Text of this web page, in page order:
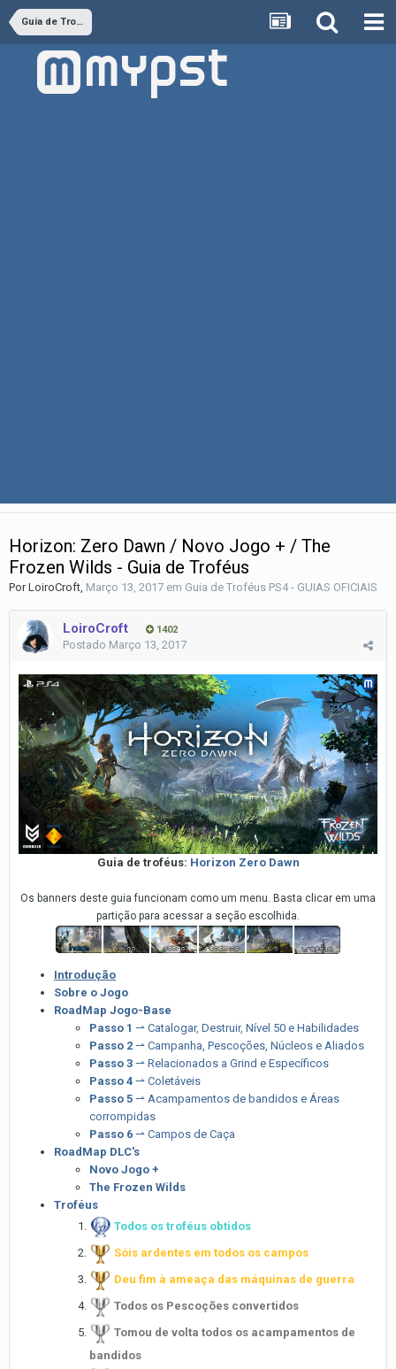
Guia de Troféus PS4 - GUIAS OFICIAIS
Horizon: Zero Dawn / Novo Jogo + / The
Frozen Wilds - Guia de Troféus
PorLoiroCroft, Março 13, 2017 em Guia de Troféus PS4 - GUIAS OFICIAIS
LoiroCroft 1402
Postado Março 13, 2017
Guia de troféus: Horizon Zero Dawn
Os banners deste guia funcionam como um menu. Basta clicar em uma
partição para acessar a seção escolhida.
Introdução
Sobre o Jogo
RoadMap Jogo-Base
Passo 1 ⇀ Catalogar, Destruir, Nível 50 e Habilidades
Passo 2 ⇀ Campanha, Pescoções, Núcleos e Aliados
Passo 3 ⇀ Relacionados a Grind e Específicos
Passo 4 ⇀ Coletáveis
Passo 5 ⇀ Acampamentos de bandidos e Áreas
corrompidas
Passo 6 ⇀ Campos de Caça
RoadMap DLC's
Novo Jogo +
The Frozen Wilds
Troféus
Todos os troféus obtidos
Sóis ardentes em todos os campos
Deu fim à ameaça das máquinas de guerra
Todos os Pescoções convertidos
Tomou de volta todos os acampamentos de
bandidos